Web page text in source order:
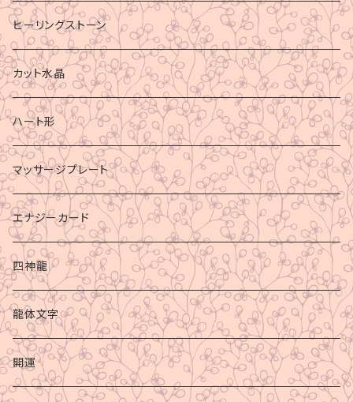
ヒーリングストーン
カット水晶
ハート形
マッサージプレート
エナジーカード
四神龍
龍体文字
開運